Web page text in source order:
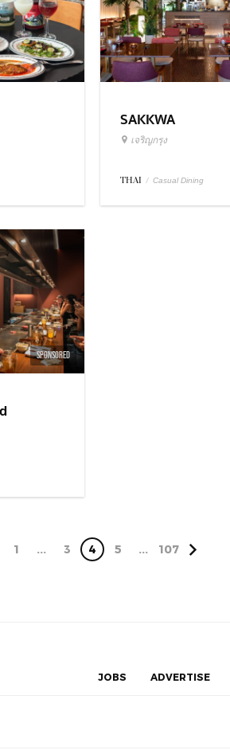
SAKKWA
เจริญกรุง
THAI / Casual Dining
SPONSORED
1 ... 3 4 5 ... 107
JOBS ADVERTISE